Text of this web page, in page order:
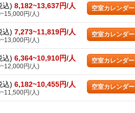
込) 8,182~13,637円/人
円/人)
空室カレンダー
込) 7,273~11,819円/人
円/人)
空室カレンダー
込) 6,364~10,910円/人
円/人)
空室カレンダー
込) 6,182~10,455円/人
円/人)
空室カレンダー